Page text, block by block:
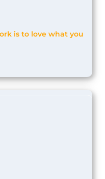
is to love what you